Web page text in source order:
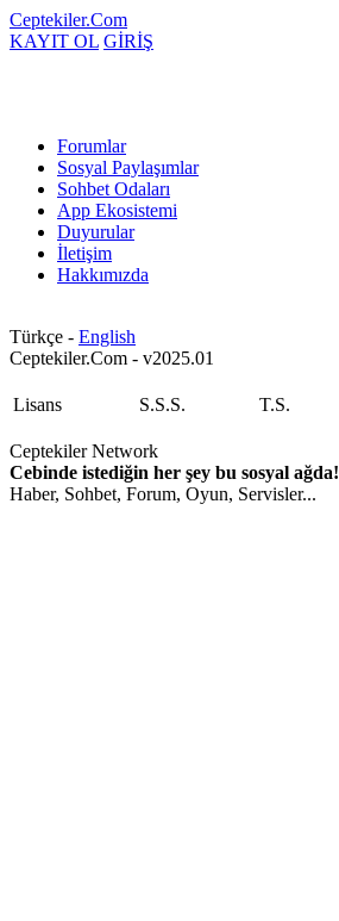
Ceptekiler.Com
KAYIT OL GİRİŞ
Forumlar
Sosyal Paylaşımlar
Sohbet Odaları
App Ekosistemi
Duyurular
İletişim
Hakkımızda
Türkçe - English
Ceptekiler.Com - v2025.01
Lisans S.S.S. T.S.
Ceptekiler Network
Cebinde istediğin her şey bu sosyal ağda!
Haber, Sohbet, Forum, Oyun, Servisler...